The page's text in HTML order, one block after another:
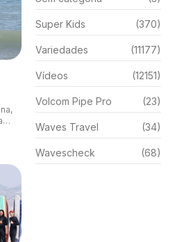
Super Kids (370)
Variedades (11177)
Vídeos (12151)
Volcom Pipe Pro (23)
Waves Travel (34)
Wavescheck (68)